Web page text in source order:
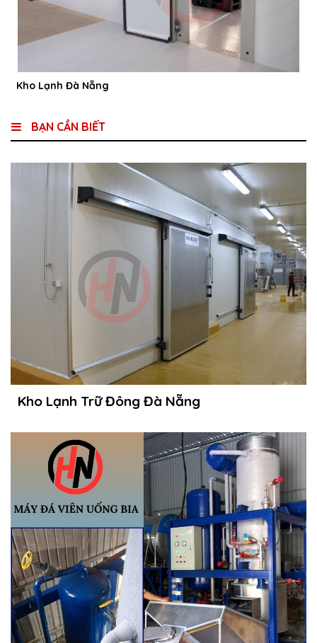
Kho Lạnh Đà Nẵng
BẠN CẦN BIẾT
Kho Lạnh Trữ Đông Đà Nẵng